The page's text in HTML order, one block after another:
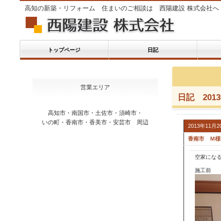
高知の新築・リフォーム 住まいのご相談は 西陽建設 株式会社へ
日記
2013年11月
香南市 Ｍ様
空家にな
施工前
トップページ 日記
営業エリア
高知市・南国市・土佐市・須崎市・
いの町・香南市・香美市・安芸市 周辺